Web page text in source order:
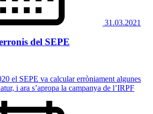
31.03.2021
del SEPE
el SEPE va calcular erròniament algunes
i ara s’apropa la campanya de l’IRPF